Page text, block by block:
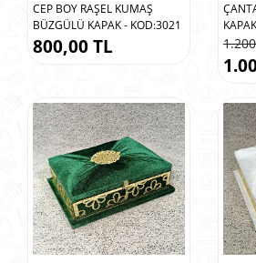
CEP BOY RAŞEL KUMAŞ
BÜZGÜLÜ KAPAK - KOD:3021
800,00 TL